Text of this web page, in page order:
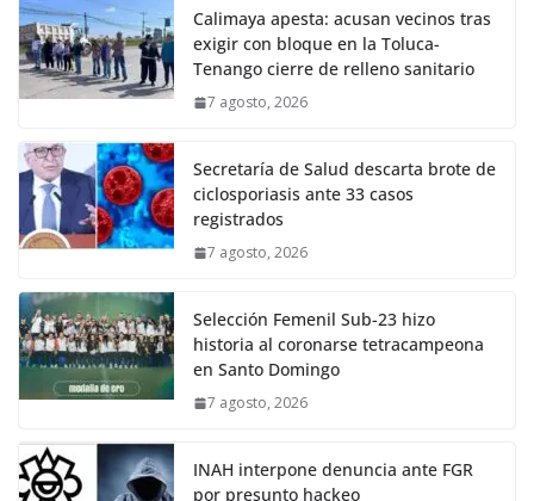
Calimaya apesta: acusan vecinos tras
exigir con bloque en la Toluca-
Tenango cierre de relleno sanitario
7 agosto, 2026
Secretaría de Salud descarta brote de
ciclosporiasis ante 33 casos
registrados
7 agosto, 2026
Selección Femenil Sub-23 hizo
historia al coronarse tetracampeona
en Santo Domingo
7 agosto, 2026
INAH interpone denuncia ante FGR
por presunto hackeo